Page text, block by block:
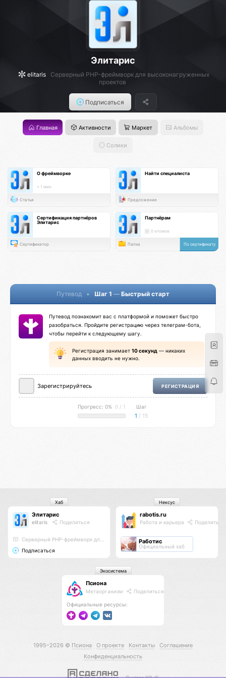
Элитарис
elitaris
Серверный PHP-фреймворк для высоконагруженных
проектов
Подписаться
Главная Активности Маркет Альбомы
Солики
О фреймворке
< 1 мин.
Статья
Найти специалиста
Предложение
Сертификация партнёров
Элитарис
Сертификатор
Партнёрам
0 атомов
Папка По сертификату
Путевод • Шаг 1 — Быстрый старт
Путевод познакомит вас с платформой и поможет быстро
разобраться. Пройдите регистрацию через телеграм-бота,
чтобы перейти к следующему шагу.
Регистрация занимает 10 секунд — никаких
данных вводить не нужно.
Зарегистрируйтесь РЕГИСТРАЦИЯ
Прогресс: 0% 0 / 1 Шаг
1 / 15
Элитарис
elitaris Поделиться
Серверный PHP-фреймворк для высоконагруженных проектов
Подписаться
Хаб
rabotis.ru
Работа и карьера Поделиться
Работис
Официальный хаб
Нексус
Псиона
Метаорганизм Поделиться
Официальные ресурсы:
Экосистема
1995–2026 © Псиона О проекте Контакты
Соглашение
Конфиденциальность